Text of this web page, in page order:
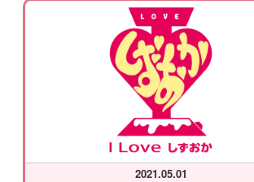
2021.05.01